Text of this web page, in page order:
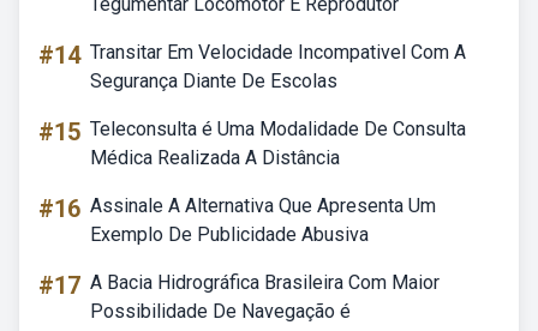
#14 Transitar Em Velocidade Incompativel Com A
Segurança Diante De Escolas
#15 Teleconsulta é Uma Modalidade De Consulta
Médica Realizada A Distância
#16 Assinale A Alternativa Que Apresenta Um
Exemplo De Publicidade Abusiva
#17 A Bacia Hidrográfica Brasileira Com Maior
Possibilidade De Navegação é